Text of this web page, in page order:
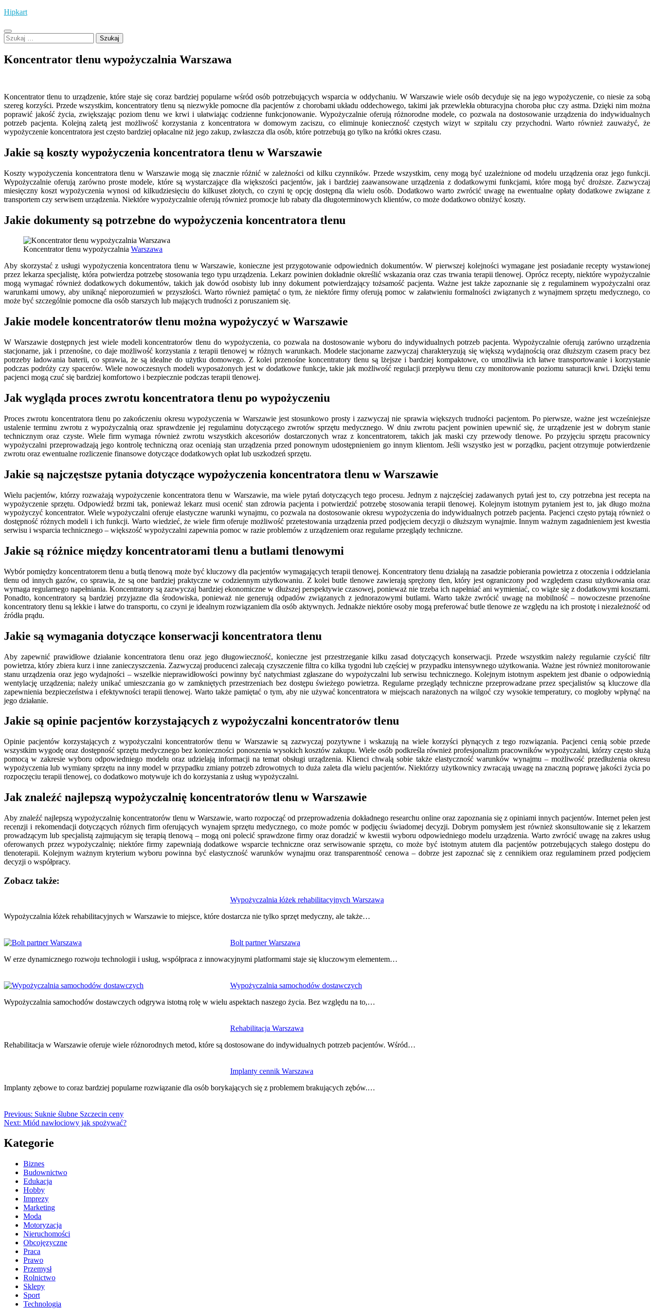
Skip
content
Hipkart
Szukaj:
Koncentrator tlenu wypożyczalnia Warszawa
Koncentrator tlenu to urządzenie, które staje się coraz bardziej popularne wśród osób potrzebujących wsparcia w oddychaniu. W Warszawie wiele osób decyduje się na jego wypożyczenie, co niesie za sobą
szereg korzyści. Przede wszystkim, koncentratory tlenu są niezwykle pomocne dla pacjentów z chorobami układu oddechowego, takimi jak przewlekła obturacyjna choroba płuc czy astma. Dzięki nim można
poprawić jakość życia, zwiększając poziom tlenu we krwi i ułatwiając codzienne funkcjonowanie. Wypożyczalnie oferują różnorodne modele, co pozwala na dostosowanie urządzenia do indywidualnych
potrzeb pacjenta. Kolejną zaletą jest możliwość korzystania z koncentratora w domowym zaciszu, co eliminuje konieczność częstych wizyt w szpitalu czy przychodni. Warto również zauważyć, że
wypożyczenie koncentratora jest często bardziej opłacalne niż jego zakup, zwłaszcza dla osób, które potrzebują go tylko na krótki okres czasu.
Jakie są koszty wypożyczenia koncentratora tlenu w Warszawie
Koszty wypożyczenia koncentratora tlenu w Warszawie mogą się znacznie różnić w zależności od kilku czynników. Przede wszystkim, ceny mogą być uzależnione od modelu urządzenia oraz jego funkcji.
Wypożyczalnie oferują zarówno proste modele, które są wystarczające dla większości pacjentów, jak i bardziej zaawansowane urządzenia z dodatkowymi funkcjami, które mogą być droższe. Zazwyczaj
miesięczny koszt wypożyczenia wynosi od kilkudziesięciu do kilkuset złotych, co czyni tę opcję dostępną dla wielu osób. Dodatkowo warto zwrócić uwagę na ewentualne opłaty dodatkowe związane z
transportem czy serwisem urządzenia. Niektóre wypożyczalnie oferują również promocje lub rabaty dla długoterminowych klientów, co może dodatkowo obniżyć koszty.
Jakie dokumenty są potrzebne do wypożyczenia koncentratora tlenu
Koncentrator tlenu wypożyczalnia Warszawa
Aby skorzystać z usługi wypożyczenia koncentratora tlenu w Warszawie, konieczne jest przygotowanie odpowiednich dokumentów. W pierwszej kolejności wymagane jest posiadanie recepty wystawionej
przez lekarza specjalistę, która potwierdza potrzebę stosowania tego typu urządzenia. Lekarz powinien dokładnie określić wskazania oraz czas trwania terapii tlenowej. Oprócz recepty, niektóre wypożyczalnie
mogą wymagać również dodatkowych dokumentów, takich jak dowód osobisty lub inny dokument potwierdzający tożsamość pacjenta. Ważne jest także zapoznanie się z regulaminem wypożyczalni oraz
warunkami umowy, aby uniknąć nieporozumień w przyszłości. Warto również pamiętać o tym, że niektóre firmy oferują pomoc w załatwieniu formalności związanych z wynajmem sprzętu medycznego, co
może być szczególnie pomocne dla osób starszych lub mających trudności z poruszaniem się.
Jakie modele koncentratorów tlenu można wypożyczyć w Warszawie
W Warszawie dostępnych jest wiele modeli koncentratorów tlenu do wypożyczenia, co pozwala na dostosowanie wyboru do indywidualnych potrzeb pacjenta. Wypożyczalnie oferują zarówno urządzenia
stacjonarne, jak i przenośne, co daje możliwość korzystania z terapii tlenowej w różnych warunkach. Modele stacjonarne zazwyczaj charakteryzują się większą wydajnością oraz dłuższym czasem pracy bez
potrzeby ładowania baterii, co sprawia, że są idealne do użytku domowego. Z kolei przenośne koncentratory tlenu są lżejsze i bardziej kompaktowe, co umożliwia ich łatwe transportowanie i korzystanie
podczas podróży czy spacerów. Wiele nowoczesnych modeli wyposażonych jest w dodatkowe funkcje, takie jak możliwość regulacji przepływu tlenu czy monitorowanie poziomu saturacji krwi. Dzięki temu
pacjenci mogą czuć się bardziej komfortowo i bezpiecznie podczas terapii tlenowej.
Jak wygląda proces zwrotu koncentratora tlenu po wypożyczeniu
Proces zwrotu koncentratora tlenu po zakończeniu okresu wypożyczenia w Warszawie jest stosunkowo prosty i zazwyczaj nie sprawia większych trudności pacjentom. Po pierwsze, ważne jest wcześniejsze
ustalenie terminu zwrotu z wypożyczalnią oraz sprawdzenie jej regulaminu dotyczącego zwrotów sprzętu medycznego. W dniu zwrotu pacjent powinien upewnić się, że urządzenie jest w dobrym stanie
technicznym oraz czyste. Wiele firm wymaga również zwrotu wszystkich akcesoriów dostarczonych wraz z koncentratorem, takich jak maski czy przewody tlenowe. Po przyjęciu sprzętu pracownicy
wypożyczalni przeprowadzają jego kontrolę techniczną oraz oceniają stan urządzenia przed ponownym udostępnieniem go innym klientom. Jeśli wszystko jest w porządku, pacjent otrzymuje potwierdzenie
zwrotu oraz ewentualne rozliczenie finansowe dotyczące dodatkowych opłat lub uszkodzeń sprzętu.
Jakie są najczęstsze pytania dotyczące wypożyczenia koncentratora tlenu w Warszawie
Wielu pacjentów, którzy rozważają wypożyczenie koncentratora tlenu w Warszawie, ma wiele pytań dotyczących tego procesu. Jednym z najczęściej zadawanych pytań jest to, czy potrzebna jest recepta na
wypożyczenie sprzętu. Odpowiedź brzmi tak, ponieważ lekarz musi ocenić stan zdrowia pacjenta i potwierdzić potrzebę stosowania terapii tlenowej. Kolejnym istotnym pytaniem jest to, jak długo można
wypożyczyć koncentrator. Wiele wypożyczalni oferuje elastyczne warunki wynajmu, co pozwala na dostosowanie okresu wypożyczenia do indywidualnych potrzeb pacjenta. Pacjenci często pytają również o
dostępność różnych modeli i ich funkcji. Warto wiedzieć, że wiele firm oferuje możliwość przetestowania urządzenia przed podjęciem decyzji o dłuższym wynajmie. Innym ważnym zagadnieniem jest kwestia
serwisu i wsparcia technicznego – większość wypożyczalni zapewnia pomoc w razie problemów z urządzeniem oraz regularne przeglądy techniczne.
Jakie są różnice między koncentratorami tlenu a butlami tlenowymi
Wybór pomiędzy koncentratorem tlenu a butlą tlenową może być kluczowy dla pacjentów wymagających terapii tlenowej. Koncentratory tlenu działają na zasadzie pobierania powietrza z otoczenia i oddzielania
tlenu od innych gazów, co sprawia, że są one bardziej praktyczne w codziennym użytkowaniu. Z kolei butle tlenowe zawierają sprężony tlen, który jest ograniczony pod względem czasu użytkowania oraz
wymaga regularnego napełniania. Koncentratory są zazwyczaj bardziej ekonomiczne w dłuższej perspektywie czasowej, ponieważ nie trzeba ich napełniać ani wymieniać, co wiąże się z dodatkowymi kosztami.
Ponadto, koncentratory są bardziej przyjazne dla środowiska, ponieważ nie generują odpadów związanych z jednorazowymi butlami. Warto także zwrócić uwagę na mobilność – nowoczesne przenośne
koncentratory tlenu są lekkie i łatwe do transportu, co czyni je idealnym rozwiązaniem dla osób aktywnych. Jednakże niektóre osoby mogą preferować butle tlenowe ze względu na ich prostotę i niezależność od
źródła prądu.
Jakie są wymagania dotyczące konserwacji koncentratora tlenu
Aby zapewnić prawidłowe działanie koncentratora tlenu oraz jego długowieczność, konieczne jest przestrzeganie kilku zasad dotyczących konserwacji. Przede wszystkim należy regularnie czyścić filtr
powietrza, który zbiera kurz i inne zanieczyszczenia. Zazwyczaj producenci zalecają czyszczenie filtra co kilka tygodni lub częściej w przypadku intensywnego użytkowania. Ważne jest również monitorowanie
stanu urządzenia oraz jego wydajności – wszelkie nieprawidłowości powinny być natychmiast zgłaszane do wypożyczalni lub serwisu technicznego. Kolejnym istotnym aspektem jest dbanie o odpowiednią
wentylację urządzenia; należy unikać umieszczania go w zamkniętych przestrzeniach bez dostępu świeżego powietrza. Regularne przeglądy techniczne przeprowadzane przez specjalistów są kluczowe dla
zapewnienia bezpieczeństwa i efektywności terapii tlenowej. Warto także pamiętać o tym, aby nie używać koncentratora w miejscach narażonych na wilgoć czy wysokie temperatury, co mogłoby wpłynąć na
jego działanie.
Jakie są opinie pacjentów korzystających z wypożyczalni koncentratorów tlenu
Opinie pacjentów korzystających z wypożyczalni koncentratorów tlenu w Warszawie są zazwyczaj pozytywne i wskazują na wiele korzyści płynących z tego rozwiązania. Pacjenci cenią sobie przede
wszystkim wygodę oraz dostępność sprzętu medycznego bez konieczności ponoszenia wysokich kosztów zakupu. Wiele osób podkreśla również profesjonalizm pracowników wypożyczalni, którzy często służą
pomocą w zakresie wyboru odpowiedniego modelu oraz udzielają informacji na temat obsługi urządzenia. Klienci chwalą sobie także elastyczność warunków wynajmu – możliwość przedłużenia okresu
wypożyczenia lub wymiany sprzętu na inny model w przypadku zmiany potrzeb zdrowotnych to duża zaleta dla wielu pacjentów. Niektórzy użytkownicy zwracają uwagę na znaczną poprawę jakości życia po
rozpoczęciu terapii tlenowej, co dodatkowo motywuje ich do korzystania z usług wypożyczalni.
Jak znaleźć najlepszą wypożyczalnię koncentratorów tlenu w Warszawie
Aby znaleźć najlepszą wypożyczalnię koncentratorów tlenu w Warszawie, warto rozpocząć od przeprowadzenia dokładnego researchu online oraz zapoznania się z opiniami innych pacjentów. Internet pełen jest
recenzji i rekomendacji dotyczących różnych firm oferujących wynajem sprzętu medycznego, co może pomóc w podjęciu świadomej decyzji. Dobrym pomysłem jest również skonsultowanie się z lekarzem
prowadzącym lub specjalistą zajmującym się terapią tlenową – mogą oni polecić sprawdzone firmy oraz doradzić w kwestii wyboru odpowiedniego modelu urządzenia. Warto zwrócić uwagę na zakres usług
oferowanych przez wypożyczalnię; niektóre firmy zapewniają dodatkowe wsparcie techniczne oraz serwisowanie sprzętu, co może być istotnym atutem dla pacjentów potrzebujących stałego dostępu do
tlenoterapii. Kolejnym ważnym kryterium wyboru powinna być elastyczność warunków wynajmu oraz transparentność cenowa – dobrze jest zapoznać się z cennikiem oraz regulaminem przed podjęciem
decyzji o współpracy.
Zobacz także:
Wypożyczalnia łóżek rehabilitacyjnych Warszawa
Wypożyczalnia łóżek rehabilitacyjnych w Warszawie to miejsce, które dostarcza nie tylko sprzęt medyczny, ale także…
Bolt partner Warszawa
W erze dynamicznego rozwoju technologii i usług, współpraca z innowacyjnymi platformami staje się kluczowym elementem…
Wypożyczalnia samochodów dostawczych
Wypożyczalnia samochodów dostawczych odgrywa istotną rolę w wielu aspektach naszego życia. Bez względu na to,…
Rehabilitacja Warszawa
Rehabilitacja w Warszawie oferuje wiele różnorodnych metod, które są dostosowane do indywidualnych potrzeb pacjentów. Wśród…
Implanty cennik Warszawa
Implanty zębowe to coraz bardziej popularne rozwiązanie dla osób borykających się z problemem brakujących zębów.…
wpisu
Previous: Suknie ślubne Szczecin ceny
Next: Miód nawłociowy jak spożywać?
Kategorie
Biznes
Budownictwo
Edukacja
Hobby
Imprezy
Marketing
Moda
Motoryzacja
Nieruchomości
Obcojęzyczne
Praca
Prawo
Przemysł
Rolnictwo
Sklepy
Sport
Technologia